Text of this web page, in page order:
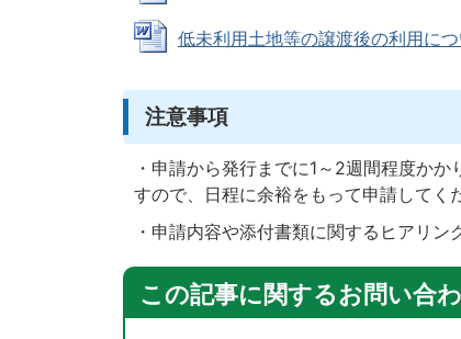
低未利用土地等の譲渡後の利用に
注意事項
・申請から発行までに1～2週間程度か
すので、日程に余裕をもって申請してく
・申請内容や添付書類に関するヒアリン
この記事に関するお問い合